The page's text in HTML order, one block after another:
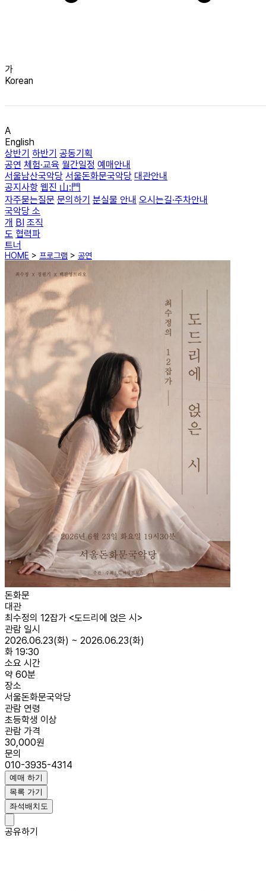
가
Korean
A
English
상반기 하반기 공동기획
공연 체험·교육 월간일정 예매안내
서울남산국악당 서울돈화문국악당 대관안내
공지사항 웹진 山:門
자주묻는질문 문의하기 분실물 안내 오시는길·주차안내
국악당 소
개 BI 조직
도 협력파
트너
HOME > 프로그램 > 공연
돈화문
대관
최수정의 12잡가 <도드리에 얹은 시>
관람 일시
2026.06.23(화) ~ 2026.06.23(화)
화 19:30
소요 시간
약 60분
장소
서울돈화문국악당
관람 연령
초등학생 이상
관람 가격
30,000원
문의
010-3935-4314
예매 하기
목록 가기
좌석배치도
공유하기